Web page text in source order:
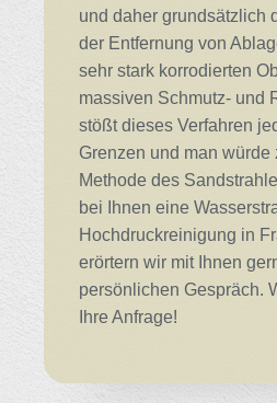
und daher grundsätzlich
der Entfernung von
sehr stark korrodierten
massiven Schmutz- und
stößt dieses Verfahren
Grenzen und man würde
Methode des
bei Ihnen eine
Hochdruckreinigung in
erörtern wir mit Ihnen
persönlichen Gespräch.
Ihre Anfrage!